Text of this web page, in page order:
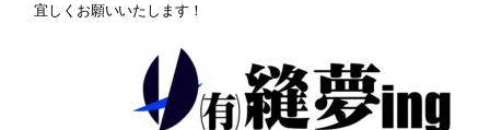
宜しくお願いいたします！